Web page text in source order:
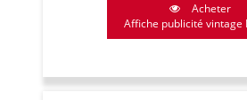
Acheter
Affiche publicité vintage